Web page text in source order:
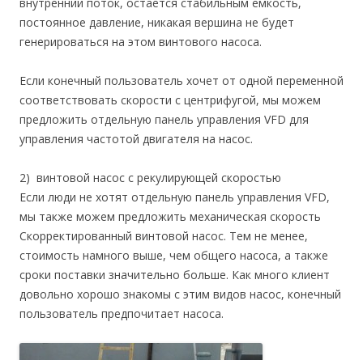
постоянное давление, никакая вершина не будет
генерироваться на этом винтового насоса.
Если конечный пользователь хочет от одной переменной
соответствовать скорости с центрифугой, мы можем
предложить отдельную панель управления VFD для
управления частотой двигателя на насос.
2) винтовой насос с рекулирующей скоростью
Если люди не хотят отдельную панель управления VFD,
мы также можем предложить механическая скорость
Скорректированный винтовой насос. Тем не менее,
стоимость намного выше, чем общего насоса, а также
сроки поставки значительно больше. Как много клиент
довольно хорошо знакомы с этим видов насос, конечный
пользователь предпочитает насоса.